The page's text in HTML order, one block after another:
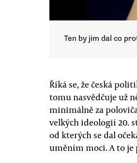
Ten by jim dal co
Říká se, že česká
tomu nasvědčuje už
minimálně za
velkých ideologií 20.
od kterých se dal
uměním moci. A to